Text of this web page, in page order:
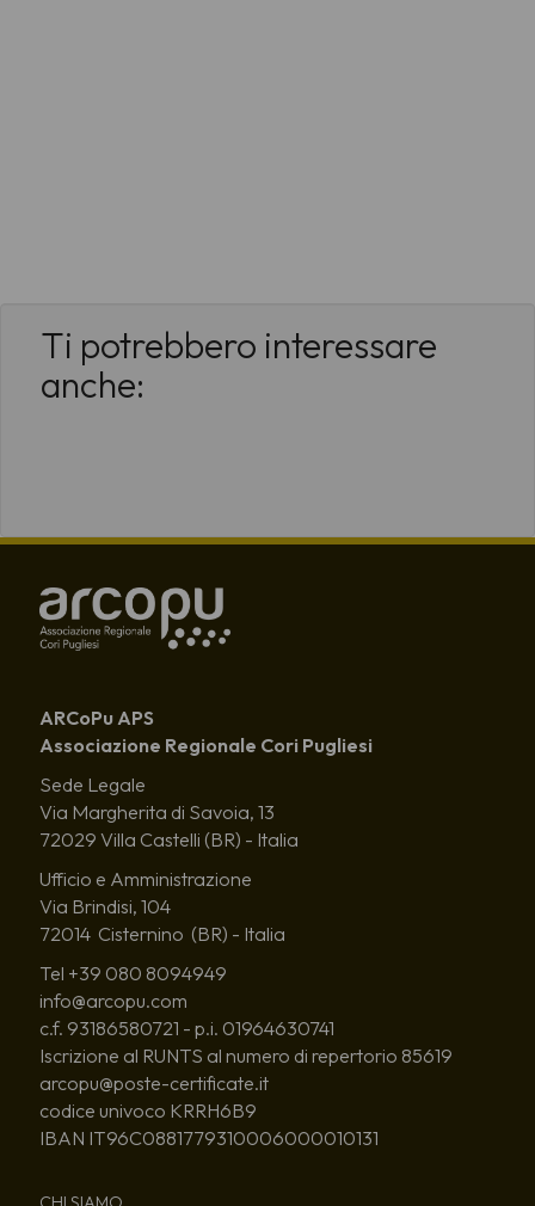
Ti potrebbero interessare
anche:
ARCoPu APS
Associazione Regionale Cori Pugliesi
Sede Legale
Via Margherita di Savoia, 13
72029 Villa Castelli (BR) - Italia
Ufficio e Amministrazione
Via Brindisi, 104
72014 Cisternino (BR) - Italia
Tel +39 080 8094949
info@arcopu.com
c.f. 93186580721 - p.i. 01964630741
Iscrizione al RUNTS al numero di repertorio 85619
arcopu@poste-certificate.it
codice univoco KRRH6B9
IBAN IT96C0881779310006000010131